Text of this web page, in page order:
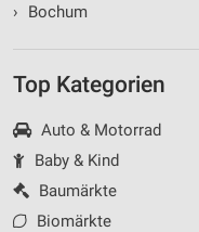
›
Bochum
Top Kategorien
Auto & Motorrad
Baby & Kind
Baumärkte
Biomärkte